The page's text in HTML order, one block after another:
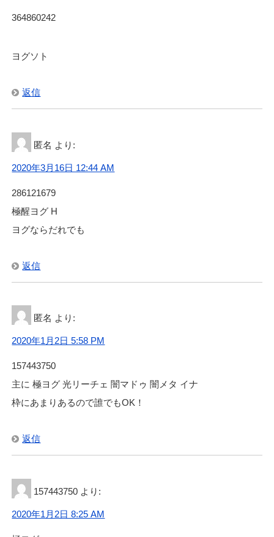
364860242
ヨグソト
返信
匿名 より:
2020年3月16日 12:44 AM
286121679
極醒ヨグ H
ヨグならだれでも
返信
匿名 より:
2020年1月2日 5:58 PM
157443750
主に 極ヨグ 光リーチェ 闇マドゥ 闇メタ イナ
枠にあまりあるので誰でもOK！
返信
157443750 より:
2020年1月2日 8:25 AM